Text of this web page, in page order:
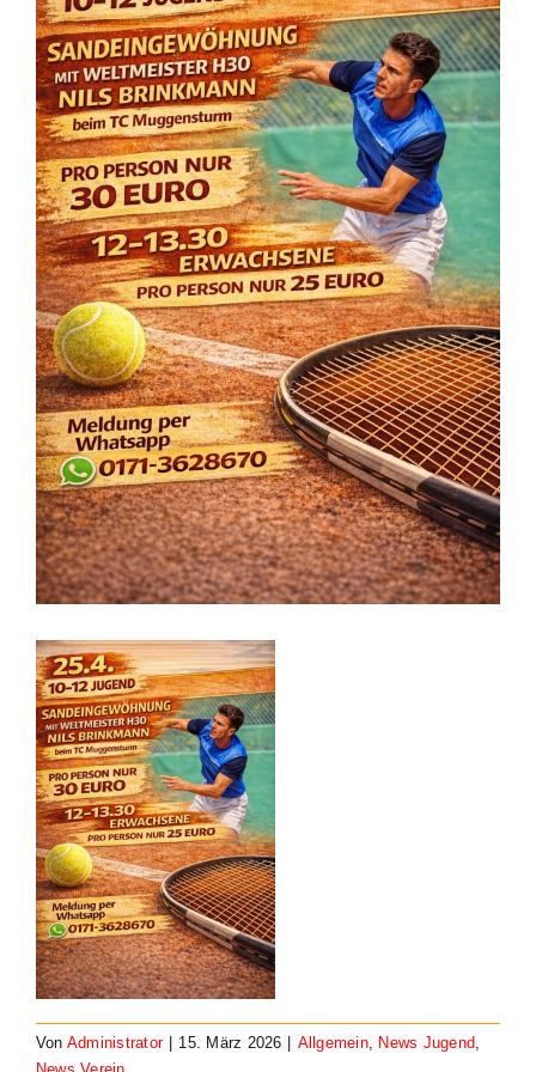
Veranstaltungen
Kontakt
Von Administrator 15. März 2026 Allgemein, News Jugend,